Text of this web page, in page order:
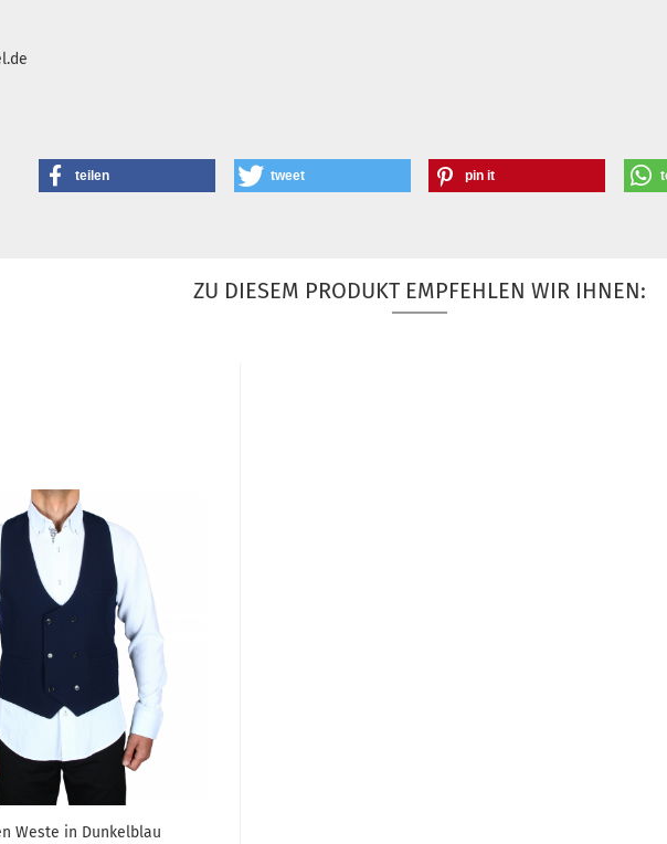
teilen tweet pin it
ZU DIESEM PRODUKT EMPFEHLEN WIR IHNEN:
Weste in Dunkelblau